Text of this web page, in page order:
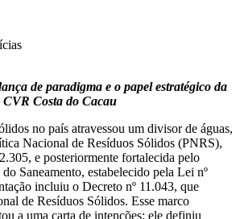
de paradigma e o papel estratégico da
CVR Costa do Cacau
no país atravessou um divisor de águas,
Nacional de Resíduos Sólidos (PNRS),
e posteriormente fortalecida pelo
Saneamento, estabelecido pela Lei nº
incluiu o Decreto nº 11.043, que
de Resíduos Sólidos. Esse marco
a uma carta de intenções: ele definiu